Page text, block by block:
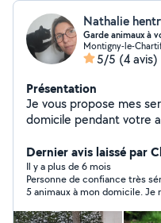
Nathalie
Garde animaux à
Montigny-le-
5/5 (4 avis)
Présentation
Je vous propose mes services de garde animaux à votre
domicile pendant votre
Dernier avis laissé par
Il y a plus de 6 mois
Personne de confiance très
5 animaux à mon domicile. Je